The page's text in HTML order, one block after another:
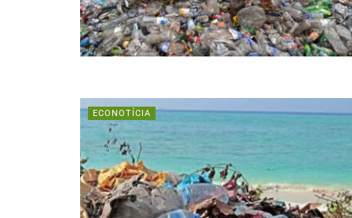
ECONOTÍCIA